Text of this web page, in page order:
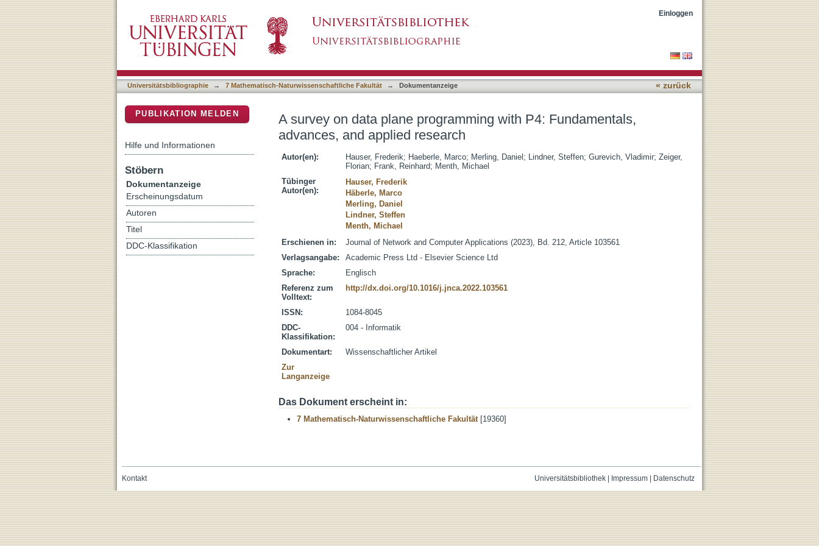
A survey on data plane programming with P4: Fundamentals, advances, and applied researchEinloggen
Universitätsbibliographie → 7 Mathematisch-Naturwissenschaftliche Fakultät → Dokumentanzeige « zurück
A survey on data plane programming with P4: Fundamentals,
advances, and applied research
Autor(en): Hauser, Frederik; Haeberle, Marco; Merling, Daniel ; Lindner, Steffen; Gurevich, Vladimir; Zeiger,
Florian; Frank, Reinhard; Menth, Michael
Tübinger
Autor(en):
Hauser, Frederik
Häberle, Marco
Merling, Daniel
Lindner, Steffen
Menth, Michael
Erschienen in:
Journal of Network and Computer Applications (2023), Bd. 212, Article 103561
Verlagsangabe:
Academic Press Ltd - Elsevier Science Ltd
Sprache:
Englisch
Referenz zum
Volltext:
http://dx.doi.org/10.1016/j.jnca.2022.103561
ISSN:
1084-8045
DDC-
Klassifikation:
004 - Informatik
Dokumentart:
Wissenschaftlicher Artikel
Zur
Langanzeige
Das Dokument erscheint in:
7 Mathematisch-Naturwissenschaftliche Fakultät[19360]
PUBLIKATION MELDEN
Hilfe und Informationen
Stöbern
Dokumentanzeige
Erscheinungsdatum
Autoren
Titel
DDC-Klassifikation
Universitätsbibliothek| Impressum| Datenschutz
Kontakt